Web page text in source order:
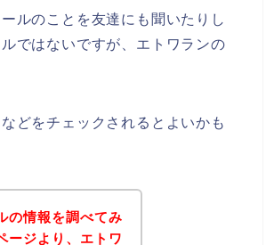
ルのことを友達にも聞いたりし
ではないですが、エトワランの
どをチェックされるとよいかも
の情報を調べてみ
ージより、エトワ